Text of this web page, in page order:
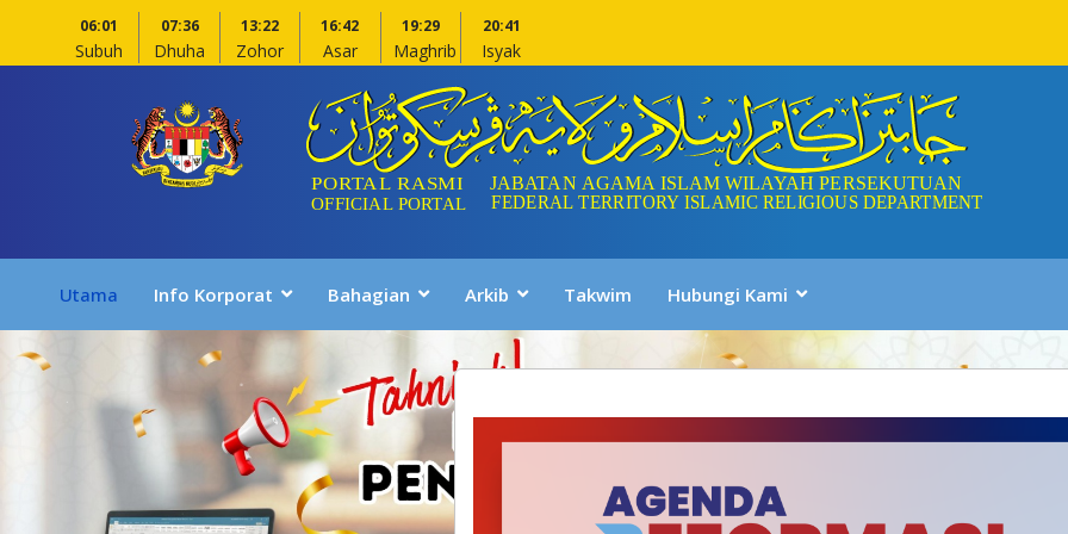
06:01
Subuh
07:36
Dhuha
13:22
Zohor
16:42
Asar
19:29
Maghrib
20:41
Isyak
Utama Info Korporat Bahagian Arkib Takwim Hubungi Kami